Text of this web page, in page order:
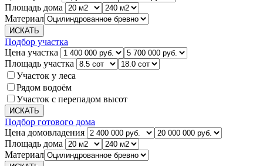
Площадь дома
Материал
Подбор участка
Цена участка
Площадь участка
Участок у леса
Рядом водоём
Участок с перепадом высот
Подбор готового дома
Цена домовладения
Площадь дома
Материал